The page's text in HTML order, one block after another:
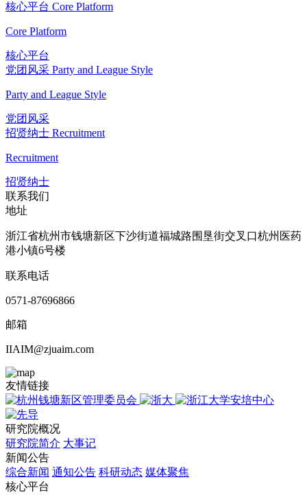
核心平台 Core Platform
Core Platform
核心平台
党团风采 Party and League Style
Party and League Style
党团风采
招贤纳士 Recruitment
Recruitment
招贤纳士
联系我们
地址
浙江省杭州市钱塘新区下沙街道福城路围垦街交叉口杭州医药
港小镇6号楼
联系电话
0571-87696866
邮箱
IIAIM@zjuaim.com
友情链接
研究院概况
研究院简介 大事记
新闻公告
综合新闻 通知公告 科研动态 媒体聚焦
核心平台